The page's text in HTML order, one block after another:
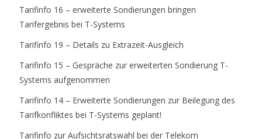
hTarifinfo 16 – erweiterte Sondierungen bringen
Tarifergebnis bei T-Systems
Tarifinfo 19 – Details zu Extrazeit-Ausgleich
Tarifinfo 15 – Gespräche zur erweiterten Sondierung T-
Systems aufgenommen
Tarifinfo 14 – Erweiterte Sondierungen zur Beilegung des
Tarifkonfliktes bei T-Systems geplant!
Tarifinfo zur Aufsichtsratswahl bei der Telekom